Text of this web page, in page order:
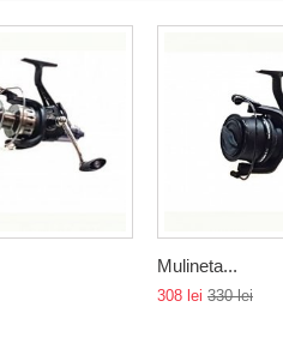
Mulineta...
308 lei 330 lei